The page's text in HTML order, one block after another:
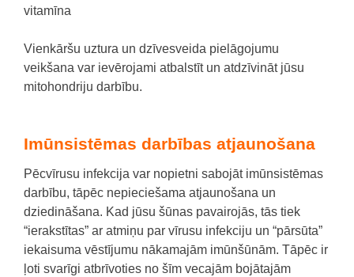
vitamīna
Vienkāršu uztura un dzīvesveida pielāgojumu
veikšana var ievērojami atbalstīt un atdzīvināt jūsu
mitohondriju darbību.
Imūnsistēmas darbības atjaunošana
Pēcvīrusu infekcija var nopietni sabojāt imūnsistēmas
darbību, tāpēc nepieciešama atjaunošana un
dziedināšana. Kad jūsu šūnas pavairojās, tās tiek
“ierakstītas” ar atmiņu par vīrusu infekciju un “pārsūta”
iekaisuma vēstījumu nākamajām imūnšūnām. Tāpēc ir
ļoti svarīgi atbrīvoties no šīm vecajām bojātajām